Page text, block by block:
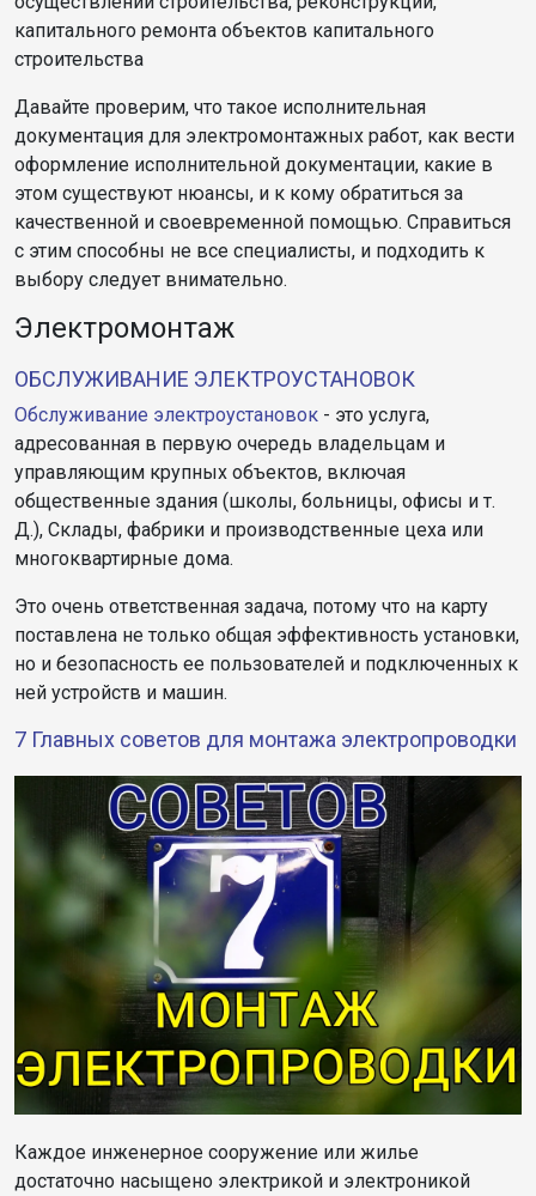
капитального ремонта объектов капитального
строительства
Давайте проверим, что такое исполнительная
документация для электромонтажных работ, как вести
оформление исполнительной документации, какие в
этом существуют нюансы, и к кому обратиться за
качественной и своевременной помощью. Справиться
с этим способны не все специалисты, и подходить к
выбору следует внимательно.
Электромонтаж
ОБСЛУЖИВАНИЕ ЭЛЕКТРОУСТАНОВОК
Обслуживание электроустановок - это услуга,
адресованная в первую очередь владельцам и
управляющим крупных объектов, включая
общественные здания (школы, больницы, офисы и т.
Д.), Склады, фабрики и производственные цеха или
многоквартирные дома.
Это очень ответственная задача, потому что на карту
поставлена ​​не только общая эффективность установки,
но и безопасность ее пользователей и подключенных к
ней устройств и машин.
7 Главных советов для монтажа электропроводки
Каждое инженерное сооружение или жилье
достаточно насыщено электрикой и электроникой